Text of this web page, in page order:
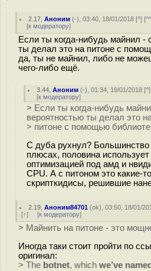
2.17 ,Аноним (-), 03:40, 18/01/2018 [^] [
[к модератору]
Если ты когда-нибудь майнил -
ты делал это на питоне с
да, ты не майнил, либо не
чего-либо ещё.
3.44 ,Аноним (-), 01:34, 19/01/2018 [^
[к модератору]
> Если ты когда-нибудь
вероятностью ты делал это
> питоне с помощью
С дуба рухнул? Большинство
плюсах, половина
оптимизацией под амд и
CPU. А с питоном это какие-
скрипткидисы, решившие
2.19 ,Аноним84701 (ok), 03:50, 18/01/
[↑] [к модератору]
> Майнить на питоне - это
Иногда таки стоит пройти по
оригинал:
> The botnet, which we’ve